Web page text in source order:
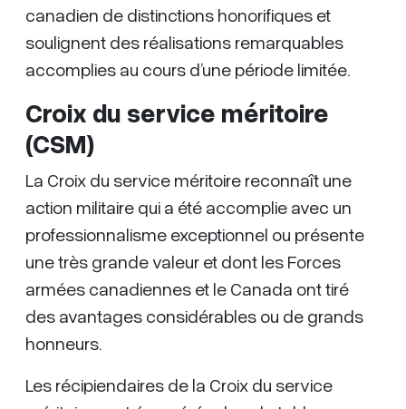
canadien de distinctions honorifiques et
soulignent des réalisations remarquables
accomplies au cours d’une période limitée.
Croix du service méritoire
(CSM)
La Croix du service méritoire reconnaît une
action militaire qui a été accomplie avec un
professionnalisme exceptionnel ou présente
une très grande valeur et dont les Forces
armées canadiennes et le Canada ont tiré
des avantages considérables ou de grands
honneurs.
Les récipiendaires de la Croix du service